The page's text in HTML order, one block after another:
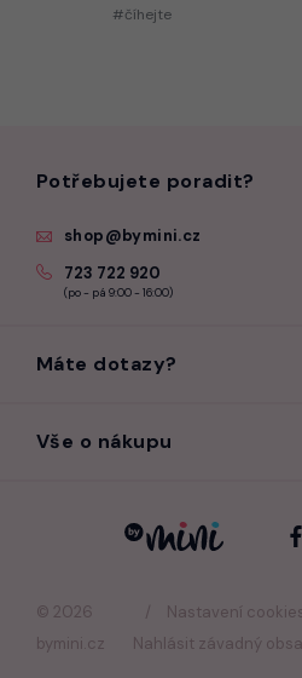
#číhejte
© 2026
bymini.cz
Nastavení
Nahlásit závadný
Potřebujete poradit?
shop@bymini.cz
723 722 920
(po - pá 9:00 - 16:00)
Máte dotazy?
Vše o nákupu